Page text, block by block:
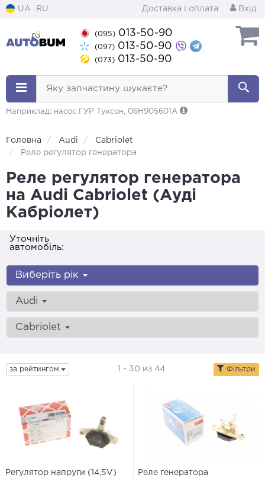
UA RU Доставка і оплата Вхід
(095) 013-50-90
(097) 013-50-90
(073) 013-50-90
Яку запчастину шукаєте?
Наприклад: насос ГУР Туксон, 06H905601A
Головна Audi
Cabriolet
Реле регулятор генератора
Реле регулятор генератора
на Audi Cabriolet (Ауді
Кабріолет)
Уточніть
автомобіль:
Виберіть рік
Audi
Cabriolet
за рейтингом 1 - 30 из 44 Фільтри
Регулятор напруги (14,5V)
Реле генератора